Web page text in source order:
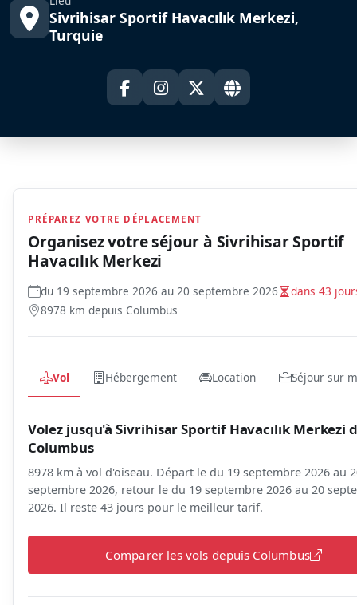
Sivrihisar Sportif Havacılık Merkezi,
Turquie
PRÉPAREZ VOTRE DÉPLACEMENT
Organisez votre séjour à Sivrihisar Sportif
Havacılık Merkezi
du 19 septembre 2026 au 20 septembre 2026
dans 43
8978 km depuis Columbus
Vol Hébergement Location Séjour sur
Volez jusqu'à Sivrihisar Sportif Havacılık Merkezi
Columbus
8978 km à vol d'oiseau. Départ le du 19 septembre 2026 au
septembre 2026, retour le du 19 septembre 2026 au 20
2026. Il reste 43 jours pour le meilleur tarif.
Comparer les vols depuis Columbus